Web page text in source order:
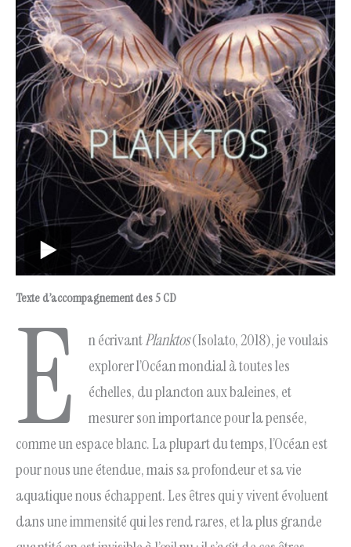
Texte d’accompagnement des 5 CD
E n écrivantPlanktos(Isolato, 2018), je voulais
explorer l’Océan mondial à toutes les
échelles, du plancton aux baleines, et
mesurer son importance pour la pensée,
comme un espace blanc. La plupart du temps, l’Océan est
pour nous une étendue, mais sa profondeur et sa vie
aquatique nous échappent. Les êtres qui y vivent évoluent
dans une immensité qui les rend rares, et la plus grande